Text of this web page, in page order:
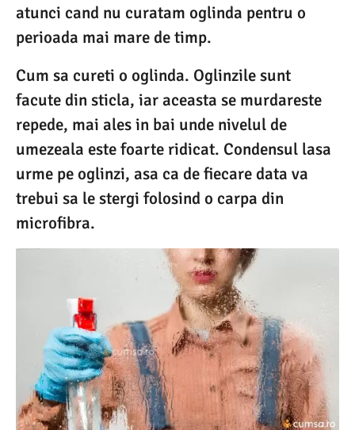
atunci cand nu curatam oglinda pentru o
perioada mai mare de timp.
Cum sa cureti o oglinda. Oglinzile sunt
facute din sticla, iar aceasta se murdareste
repede, mai ales in bai unde nivelul de
umezeala este foarte ridicat. Condensul lasa
urme pe oglinzi, asa ca de fiecare data va
trebui sa le stergi folosind o carpa din
microfibra.